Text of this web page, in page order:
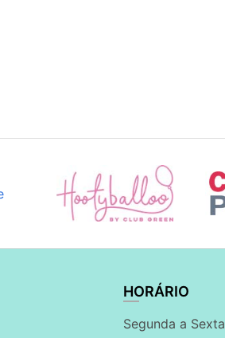
HORÁRIO
Segunda a Sexta